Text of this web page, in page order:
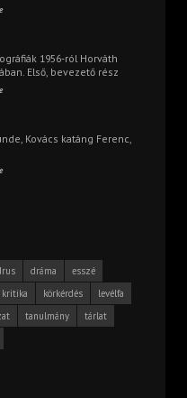
1956-ról Horváth
Első, bevezető rész
Kovács katáng Ferenc,
dráma
esszé
kritika körkérdés
levélfa
tanulmány
tárlat